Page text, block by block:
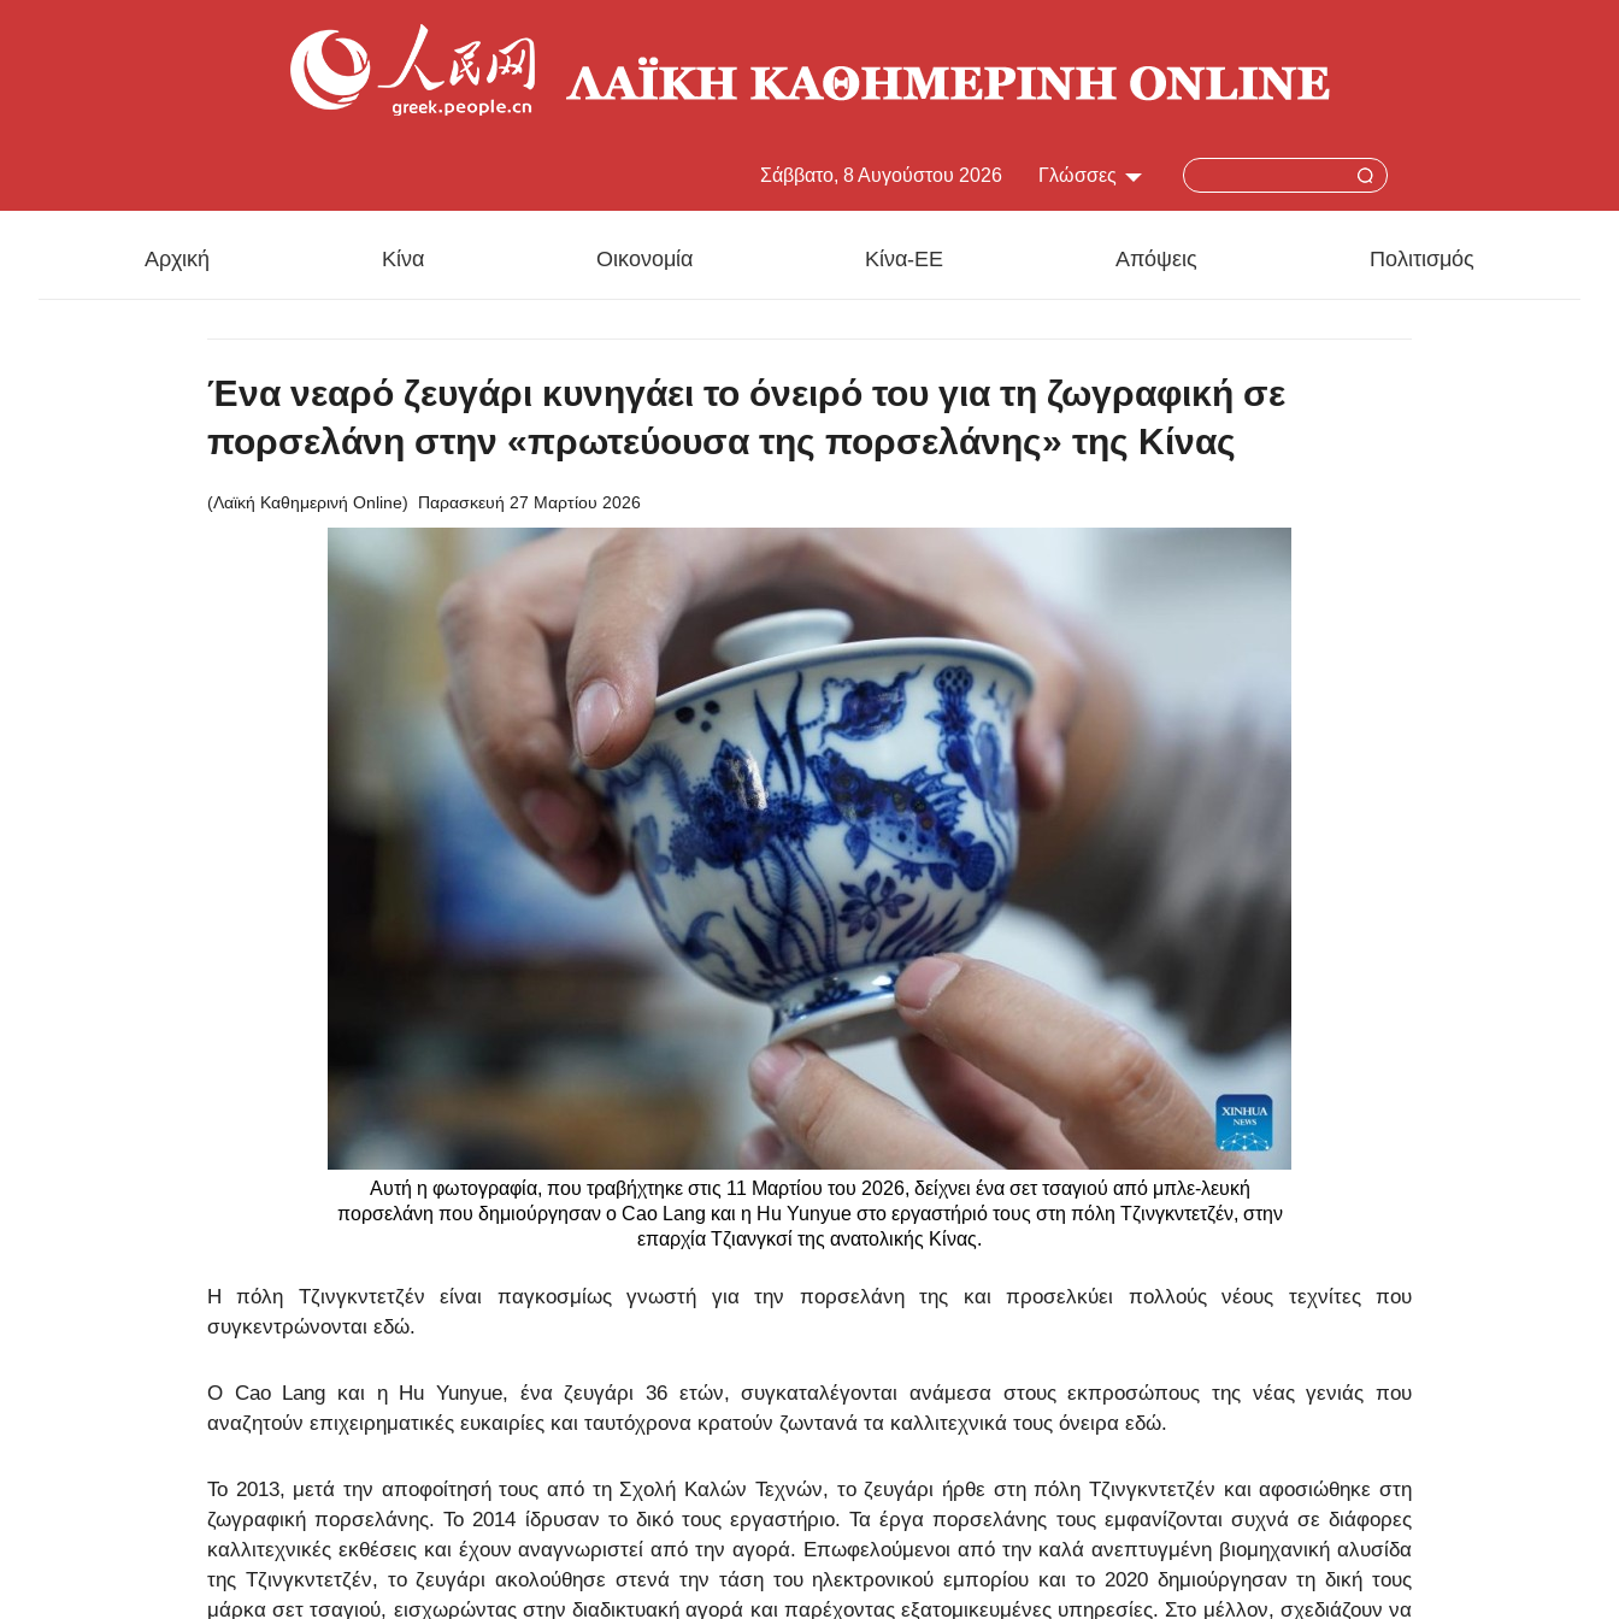
Γλώσσες
한국어
Português
Қазақ тілі
ภาษาไทย
Bahasa Melayu
Ελληνικά
Tiếng Việt
हिन्दी
Σάββατο, 8 Αυγούστου 2026
Αρχική Κίνα Οικονομία Κίνα-ΕΕ Απόψεις Πολιτισμός
Ένα νεαρό ζευγάρι κυνηγάει το όνειρό του για τη ζωγραφική σε
πορσελάνη στην «πρωτεύουσα της πορσελάνης» της Κίνας
(Λαϊκή Καθημερινή Online) Παρασκευή 27 Μαρτίου 2026
Αυτή η φωτογραφία, που τραβήχτηκε στις 11 Μαρτίου του 2026, δείχνει ένα σετ τσαγιού από μπλε-λευκή
πορσελάνη που δημιούργησαν ο Cao Lang και η Hu Yunyue στο εργαστήριό τους στη πόλη Τζινγκντετζέν, στην
επαρχία Τζιανγκσί της ανατολικής Κίνας.
Η πόλη Τζινγκντετζέν είναι παγκοσμίως γνωστή για την πορσελάνη της και προσελκύει πολλούς νέους τεχνίτες που
συγκεντρώνονται εδώ.
Ο Cao Lang και η Hu Yunyue, ένα ζευγάρι 36 ετών, συγκαταλέγονται ανάμεσα στους εκπροσώπους της νέας γενιάς που
αναζητούν επιχειρηματικές ευκαιρίες και ταυτόχρονα κρατούν ζωντανά τα καλλιτεχνικά τους όνειρα εδώ.
Το 2013, μετά την αποφοίτησή τους από τη Σχολή Καλών Τεχνών, το ζευγάρι ήρθε στη πόλη Τζινγκντετζέν και αφοσιώθηκε στη
ζωγραφική πορσελάνης. Το 2014 ίδρυσαν το δικό τους εργαστήριο. Τα έργα πορσελάνης τους εμφανίζονται συχνά σε διάφορες
καλλιτεχνικές εκθέσεις και έχουν αναγνωριστεί από την αγορά. Επωφελούμενοι από την καλά ανεπτυγμένη βιομηχανική αλυσίδα
της Τζινγκντετζέν, το ζευγάρι ακολούθησε στενά την τάση του ηλεκτρονικού εμπορίου και το 2020 δημιούργησαν τη δική τους
μάρκα σετ τσαγιού, εισχωρώντας στην διαδικτυακή αγορά και παρέχοντας εξατομικευμένες υπηρεσίες. Στο μέλλον, σχεδιάζουν να